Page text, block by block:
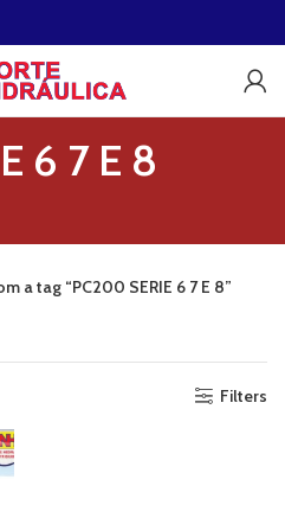
6 7 E 8
a tag “PC200 SERIE 6 7 E 8”
Filters